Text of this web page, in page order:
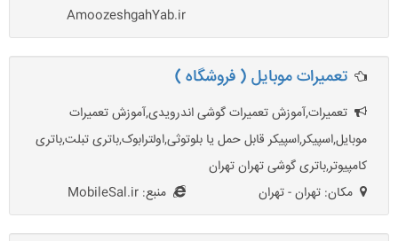
AmoozeshgahYab.ir
تعمیرات موبایل ( فروشگاه )
تعمیرات,آموزش تعمیرات گوشی اندرویدی,آموزش تعمیرات
موبایل,اسپیکر,اسپیکر قابل حمل یا بلوتوثی,اولترابوک,باتری تبلت,باتری
کامپیوتر,باتری گوشی تهران تهران
مکان: تهران - تهران
منبع: MobileSal.ir